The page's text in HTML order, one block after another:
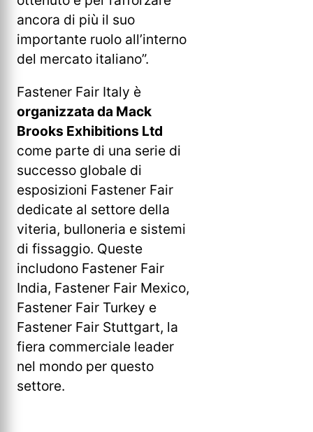
ancora di più il suo
importante ruolo all’interno
del mercato italiano”.
Fastener Fair Italy è
organizzata da Mack
Brooks Exhibitions Ltd
come parte di una serie di
successo globale di
esposizioni Fastener Fair
dedicate al settore della
viteria, bulloneria e sistemi
di fissaggio. Queste
includono Fastener Fair
India, Fastener Fair Mexico,
Fastener Fair Turkey e
Fastener Fair Stuttgart, la
fiera commerciale leader
nel mondo per questo
settore.